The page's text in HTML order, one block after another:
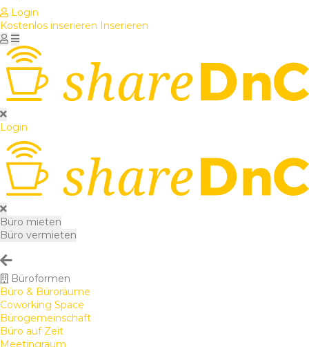
Login
Kostenlos inserieren Inserieren
Login
Büro mieten
Büro vermieten
Büroformen
Büro & Büroräume
Coworking Space
Bürogemeinschaft
Büro auf Zeit
Meetingraum